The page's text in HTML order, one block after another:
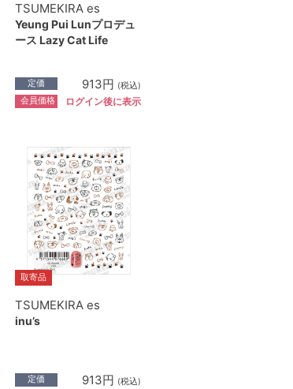
TSUMEKIRA es
Yeung Pui Lunプロデュ
ース Lazy Cat Life
定価 913円 (税込)
会員価格 ログイン後に表示
取寄品
TSUMEKIRA es
inu’s
定価 913円 (税込)